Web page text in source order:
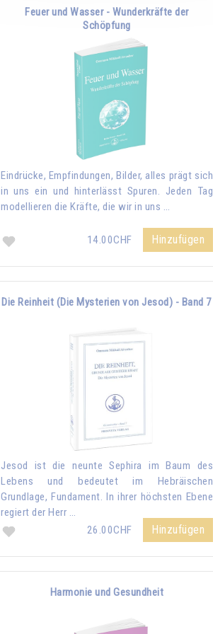
Feuer und Wasser - Wunderkräfte der
Schöpfung
Eindrücke, Empfindungen, Bilder, alles prägt sich
in uns ein und hinterlässt Spuren. Jeden Tag
modellieren die Kräfte, die wir in uns …
14.00CHF Hinzufügen
Die Reinheit (Die Mysterien von Jesod) - Band 7
Jesod ist die neunte Sephira im Baum des
Lebens und bedeutet im Hebräischen
Grundlage, Fundament. In ihrer höchsten Ebene
regiert der Herr …
26.00CHF
Hinzufügen
Harmonie und Gesundheit